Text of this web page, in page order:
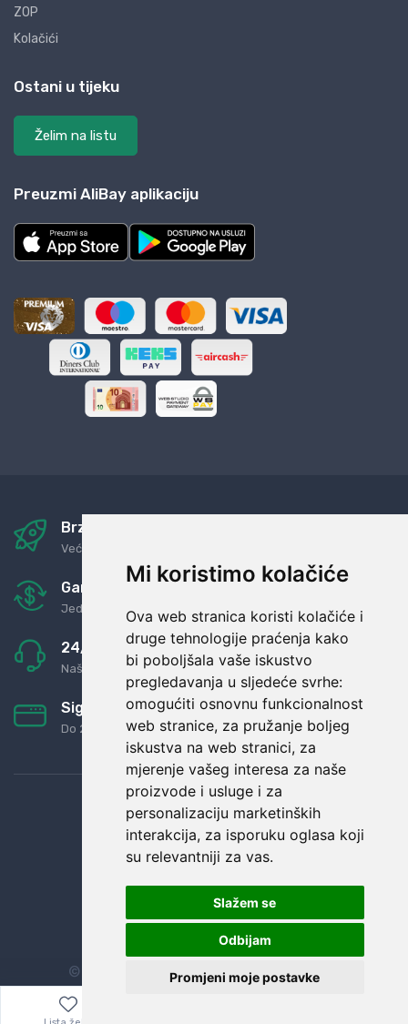
Mi koristimo kolačiće
Ova web stranica koristi kolačiće i
druge tehnologije praćenja kako
bi poboljšala vaše iskustvo
pregledavanja u sljedeće svrhe:
omogućiti osnovnu funkcionalnost
web stranice, za pružanje boljeg
iskustva na web stranici, za
mjerenje vašeg interesa za naše
proizvode i usluge i za
personalizaciju marketinških
interakcija, za isporuku oglasa koji
su relevantniji za vas.
Slažem se
Odbijam
Promjeni moje postavke
ZOP
Kolačići
Ostani u tijeku
Želim na listu
Preuzmi AliBay aplikaciju
Brza i sigurna dostava
Već za nekoliko dana kod vas
Garancija u povrat novaca
Jednostavno pravilo: Roba za novac
24/7 odlična podrška
Naši agenti uvijek na raspolaganju
Sigurno obročno plaćanje
Do 24 rata bez kamata
© Sva prava zadržana. Dopi grupa d.o.o.